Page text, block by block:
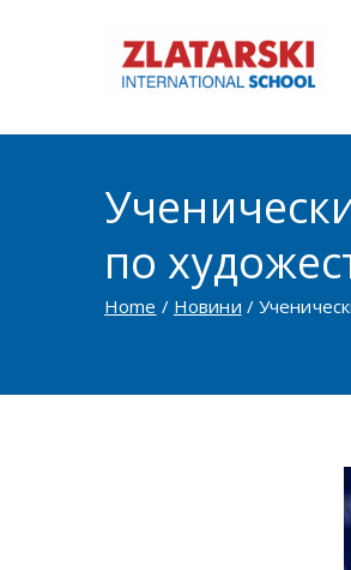
по
Home Новини